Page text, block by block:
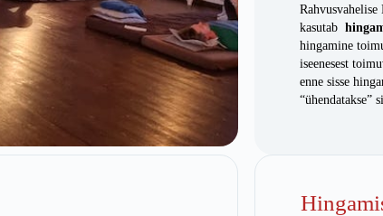
kasutab
hingamine
iseenesest
enne sisse
“ühendatakse”